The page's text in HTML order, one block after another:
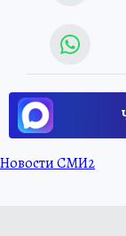
Новости СМИ2